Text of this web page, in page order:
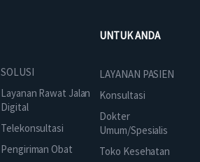
SOLUSI
Layanan Rawat Jalan
Digital
Telekonsultasi
Pengiriman Obat
UNTUK ANDA
LAYANAN PASIEN
Konsultasi
Dokter
Umum/Spesialis
Toko Kesehatan